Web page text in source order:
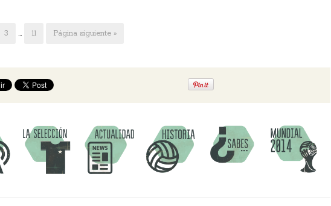
3 … 11 Página siguiente »